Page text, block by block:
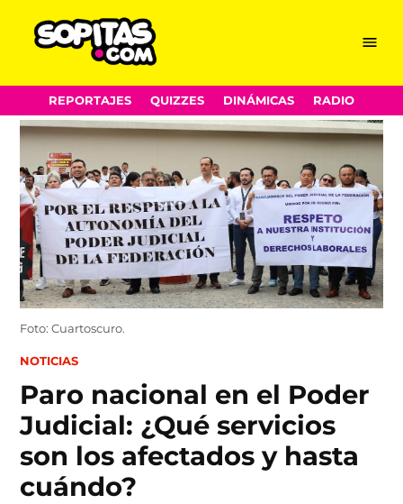
Skip
to
content
Menu
REPORTAJES QUIZZES DINÁMICAS RADIO
Foto: Cuartoscuro.
POSTED
NOTICIAS
Paro nacional en el Poder
Judicial: ¿Qué servicios
son los afectados y hasta
cuándo?